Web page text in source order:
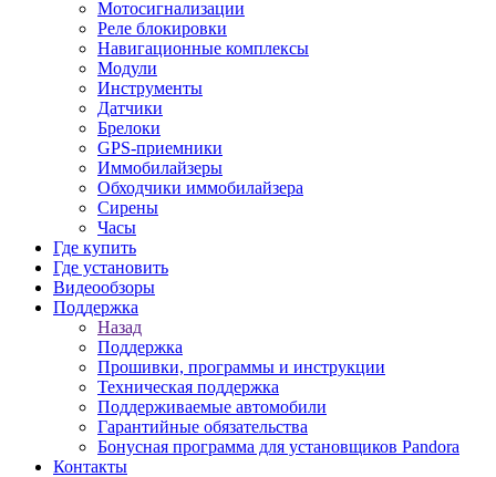
Мотосигнализации
Реле блокировки
Навигационные комплексы
Модули
Инструменты
Датчики
Брелоки
GPS-приемники
Иммобилайзеры
Обходчики иммобилайзера
Сирены
Часы
Где купить
Где установить
Видеообзоры
Поддержка
Назад
Поддержка
Прошивки, программы и инструкции
Техническая поддержка
Поддерживаемые автомобили
Гарантийные обязательства
Бонусная программа для установщиков Pandora
Контакты